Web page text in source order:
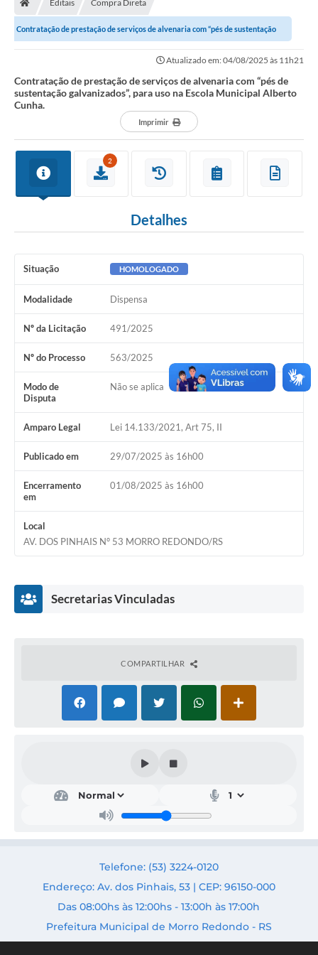
Secretarias
Serviços Online
Contas Públicas
Serviço de Inspeção Municipal - SIM
Esportes
Agenda
Acesso Rápido
Editais
Carta de Serviços
Arquivos para Download
Galeria de Vídeos
Projetos
Links
R.H
SIC
Editais Compra Direta
Contratação de prestação de serviços de alvenaria com “pés de sustentação
Atualizado em: 04/08/2025 às 11h21
Contratação de prestação de serviços de alvenaria com “pés de
sustentação galvanizados”, para uso na Escola Municipal Alberto
Cunha.
Imprimir
2
Detalhes
Situação HOMOLOGADO
Modalidade Dispensa
Nº da Licitação 491/2025
Nº do Processo 563/2025
Modo de
Disputa
Não se aplica
Amparo Legal Lei 14.133/2021, Art 75, II
Publicado em 29/07/2025 às 16h00
Encerramento
em
01/08/2025 às 16h00
Local
AV. DOS PINHAIS N° 53 MORRO REDONDO/RS
Secretarias Vinculadas
caçã
o
Secr
etári
o:
COMPARTILHAR
Telefone: (53) 3224-0120
Endereço: Av. dos Pinhais, 53 | CEP: 96150-000
Das 08:00hs às 12:00hs - 13:00h às 17:00h
Prefeitura Municipal de Morro Redondo - RS